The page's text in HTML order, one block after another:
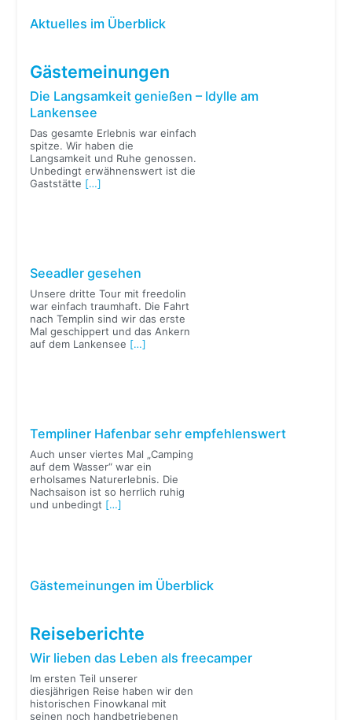
Aktuelles im Überblick
Gästemeinungen
Die Langsamkeit genießen – Idylle am
Lankensee
Das gesamte Erlebnis war einfach
spitze. Wir haben die
Langsamkeit und Ruhe genossen.
Unbedingt erwähnenswert ist die
Gaststätte […]
Seeadler gesehen
Unsere dritte Tour mit freedolin
war einfach traumhaft. Die Fahrt
nach Templin sind wir das erste
Mal geschippert und das Ankern
auf dem Lankensee […]
Templiner Hafenbar sehr empfehlenswert
Auch unser viertes Mal „Camping
auf dem Wasser“ war ein
erholsames Naturerlebnis. Die
Nachsaison ist so herrlich ruhig
und unbedingt […]
Gästemeinungen im Überblick
Reiseberichte
Wir lieben das Leben als freecamper
Im ersten Teil unserer
diesjährigen Reise haben wir den
historischen Finowkanal mit
seinen noch handbetriebenen